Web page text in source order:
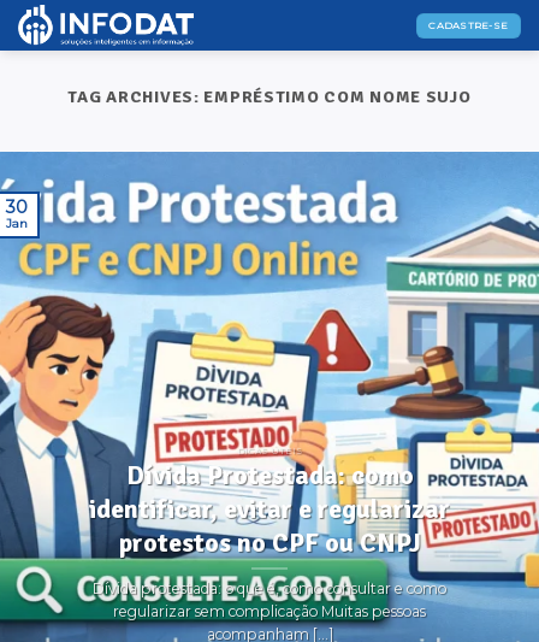
Skip
CADASTRE-SE
TAG ARCHIVES: EMPRÉSTIMO COM NOME SUJO
DICAS ÚTEIS
Dívida Protestada: como
identificar, evitar e regularizar
protestos no CPF ou CNPJ
Dívida protestada: o que é, como consultar e como
regularizar sem complicação Muitas pessoas
acompanham [...]
30
Jan